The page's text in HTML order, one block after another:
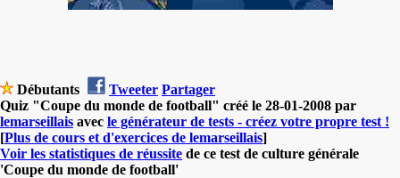
Débutants Tweeter Partager
Quiz "Coupe du monde de football" créé le 28-01-2008 par
lemarseillais avec le générateur de tests - créez votre propre test !
[Plus de cours et d'exercices de lemarseillais]
Voir les statistiques de réussite de ce test de culture générale
'Coupe du monde de football'